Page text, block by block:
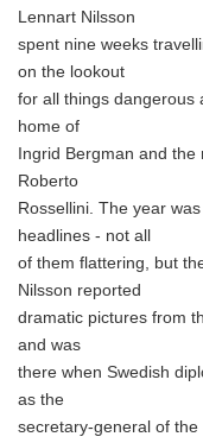
Lennart Nilsson
spent nine weeks
on the lookout
for all things dangerous
home of
Ingrid Bergman and
Roberto
Rossellini. The year
headlines - not all
of them flattering, but
Nilsson reported
dramatic pictures from
and was
there when Swedish
as the
secretary-general of